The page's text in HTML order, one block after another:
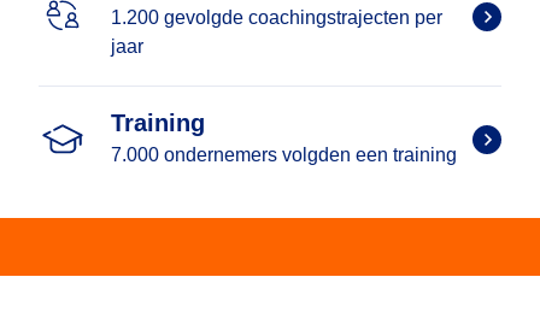
1.200 gevolgde coachingstrajecten per
jaar
Training
7.000 ondernemers volgden een training